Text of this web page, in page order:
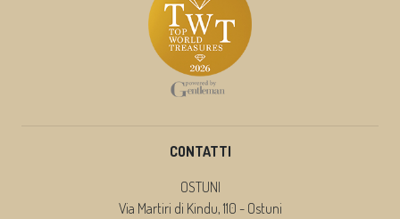
CONTATTI
OSTUNI
Via Martiri di Kindu, 110 - Ostuni